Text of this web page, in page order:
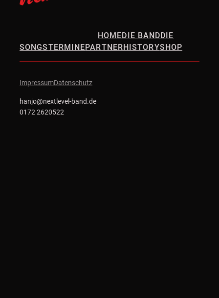
HOMEDIE BANDDIE
SONGSTERMINEPARTNERHISTORYSHOP
ImpressumDatenschutz
hanjo@nextlevel-band.de
0172 2620522